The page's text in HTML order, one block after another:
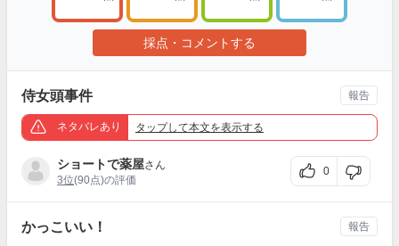
採点・コメントする
侍女頭事件
ネタバレあり タップして本文を表示する
ショートで薬屋さん
3位(90点)の評価
0
報告
かっこいい！ 報告